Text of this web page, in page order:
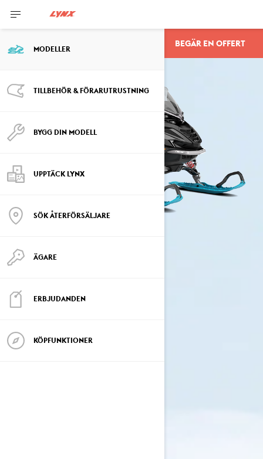
MODELLER
TILLBEHÖR & FÖRARUTRUSTNING
BYGG DIN MODELL
UPPTÄCK LYNX
SÖK ÅTERFÖRSÄLJARE
ÄGARE
ERBJUDANDEN
KÖPFUNKTIONER
COMMANDER BEGÄR EN OFFERT